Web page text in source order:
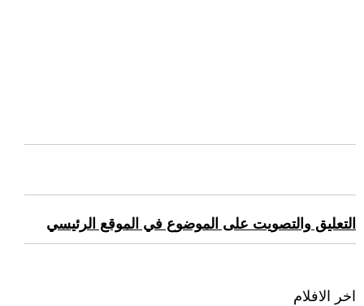
التعليق والتصويت على الموضوع في الموقع الرئيسي
اخر الافلام